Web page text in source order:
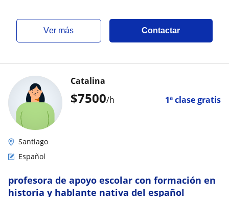
ver más Contactar
$7500/h 1ª clase gratis
Catalina
Santiago
Español
profesora de apoyo escolar con formación en
historia y hablante nativa del español